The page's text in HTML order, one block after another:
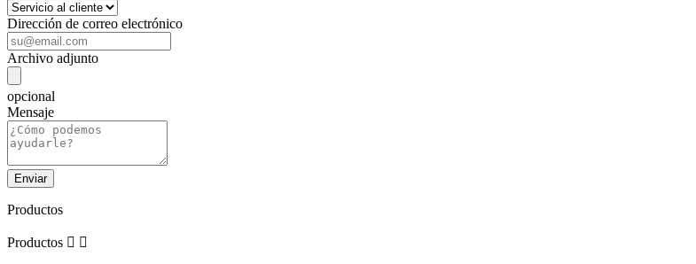
Dirección de correo electrónico
Archivo adjunto
opcional
Mensaje
Productos
Productos  